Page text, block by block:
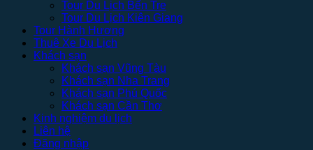
Tour Du Lịch Bến Tre
Tour Du Lịch Kiên Giang
Tour Hành Hương
Thuê Xe Du Lịch
Khách sạn
Khách sạn Vũng Tàu
Khách sạn Nha Trang
Khách sạn Phú Quốc
Khách sạn Cần Thơ
Kinh nghiệm du lịch
Liên hệ
Đăng nhập